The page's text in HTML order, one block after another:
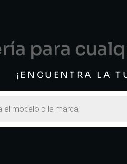
para
¡ENCUENTRA LA